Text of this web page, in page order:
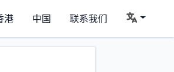
港 中国 联系我们